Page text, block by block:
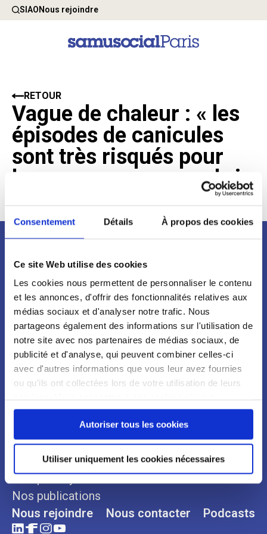
Consentement Détails À propos des cookies
Ce site Web utilise des cookies
Les cookies nous permettent de personnaliser le contenu
et les annonces, d'offrir des fonctionnalités relatives aux
médias sociaux et d'analyser notre trafic. Nous
partageons également des informations sur l'utilisation de
notre site avec nos partenaires de médias sociaux, de
publicité et d'analyse, qui peuvent combiner celles-ci
avec d'autres informations que vous leur avez fournies
ou qu'ils ont collectées lors de votre utilisation de leurs
continuez à utiliser notre site Web.
Autoriser tous les cookies
Utiliser uniquement les cookies nécessaires
SIAONous rejoindre
Vague de chaleur : « les
épisodes de canicules
sont très risqués pour
les personnes sans-abri
RETOUR
Newsletter
Qui sommes-nous ?
Notre organisation
Notre histoire
Nos engagements
Nos plaidoyers
Nos publications
Espace Presse
Communiqués
Revues de presse
Nous rejoindre Nous contacter Podcasts